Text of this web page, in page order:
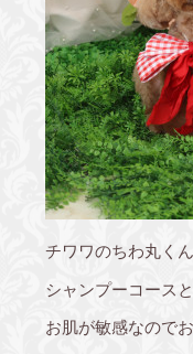
チワワのちわ丸く
シャンプーコース
お肌が敏感なので